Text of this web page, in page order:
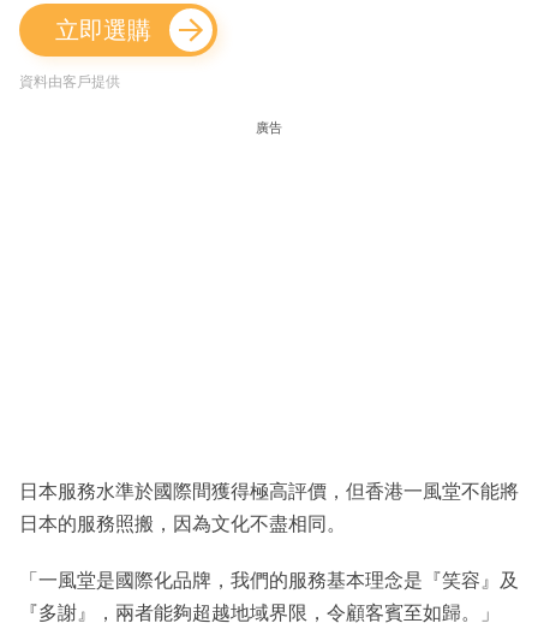
立即選購
資料由客戶提供
廣告
日本服務水準於國際間獲得極高評價，但香港一風堂不能將
日本的服務照搬，因為文化不盡相同。
「一風堂是國際化品牌，我們的服務基本理念是『笑容』及
『多謝』，兩者能夠超越地域界限，令顧客賓至如歸。」